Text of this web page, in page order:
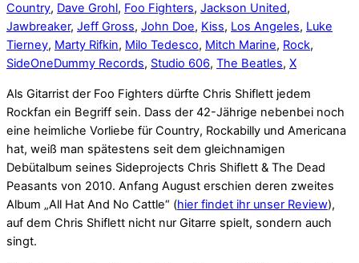
Country, Dave Grohl, Foo Fighters, Jackson United,
Jawbreaker, Jeff Gross, John Doe, Kiss, Los Angeles, Luke
Tierney, Marty Rifkin, Milo Tedesco, Mitch Marine, Rock,
SideOneDummy Records, Studio 606, The Beatles, X
Als Gitarrist der Foo Fighters dürfte Chris Shiflett jedem
Rockfan ein Begriff sein. Dass der 42-Jährige nebenbei noch
eine heimliche Vorliebe für Country, Rockabilly und Americana
hat, weiß man spätestens seit dem gleichnamigen
Debütalbum seines Sideprojects Chris Shiflett & The Dead
Peasants von 2010. Anfang August erschien deren zweites
Album „All Hat And No Cattle“ (hier findet ihr unser Review),
auf dem Chris Shiflett nicht nur Gitarre spielt, sondern auch
singt.